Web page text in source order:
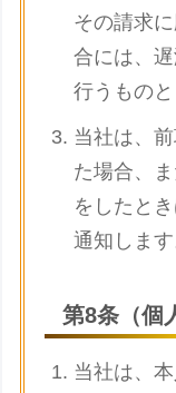
その請求
合には、
行うものと
当社は、
た場合、
をしたと
通知します
第8条（個
当社は、